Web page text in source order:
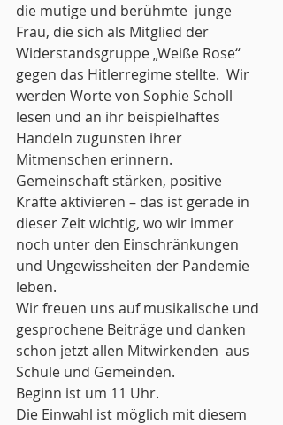
die mutige und berühmte  junge
Frau, die sich als Mitglied der
Widerstandsgruppe „Weiße Rose“
gegen das Hitlerregime stellte.  Wir
werden Worte von Sophie Scholl
lesen und an ihr beispielhaftes
Handeln zugunsten ihrer
Mitmenschen erinnern.
Gemeinschaft stärken, positive
Kräfte aktivieren – das ist gerade in
dieser Zeit wichtig, wo wir immer
noch unter den Einschränkungen
und Ungewissheiten der Pandemie
leben.
Wir freuen uns auf musikalische und
gesprochene Beiträge und danken
schon jetzt allen Mitwirkenden  aus
Schule und Gemeinden.
Beginn ist um 11 Uhr.
Die Einwahl ist möglich mit diesem